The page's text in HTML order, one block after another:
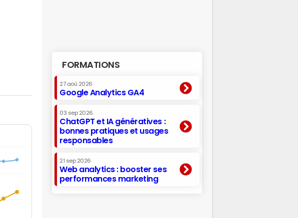
FORMATIONS
27 aoû 2026
Google Analytics GA4
03 sep 2026
ChatGPT et IA génératives :
bonnes pratiques et usages
responsables
21 sep 2026
Web analytics : booster ses
performances marketing